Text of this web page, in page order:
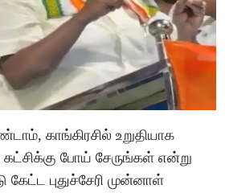
காங்கிரசில் உறுதியாக
போய் சேருங்கள் என்று
கேட்ட புதுச்சேரி முன்னாள்